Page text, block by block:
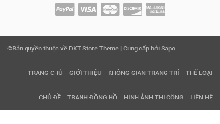
©Bản quyền thuộc về DKT Store Theme | Cung cấp bởi Sapo.
TRANG CHỦ GIỚI THIỆU KHÔNG GIAN TRANG TRÍ THỂ LOẠI
CHỦ ĐỀ TRANH ĐỒNG HỒ HÌNH ẢNH THI CÔNG LIÊN HỆ